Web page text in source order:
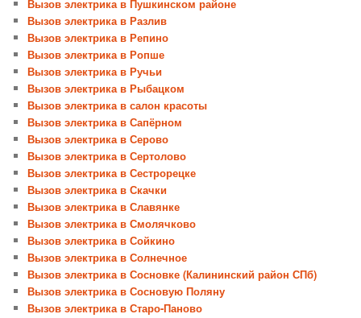
Вызов электрика в Пушкинском районе
Вызов электрика в Разлив
Вызов электрика в Репино
Вызов электрика в Ропше
Вызов электрика в Ручьи
Вызов электрика в Рыбацком
Вызов электрика в салон красоты
Вызов электрика в Сапёрном
Вызов электрика в Серово
Вызов электрика в Сертолово
Вызов электрика в Сестрорецке
Вызов электрика в Скачки
Вызов электрика в Славянке
Вызов электрика в Смолячково
Вызов электрика в Сойкино
Вызов электрика в Солнечное
Вызов электрика в Сосновке (Калининский район СПб)
Вызов электрика в Сосновую Поляну
Вызов электрика в Старо-Паново